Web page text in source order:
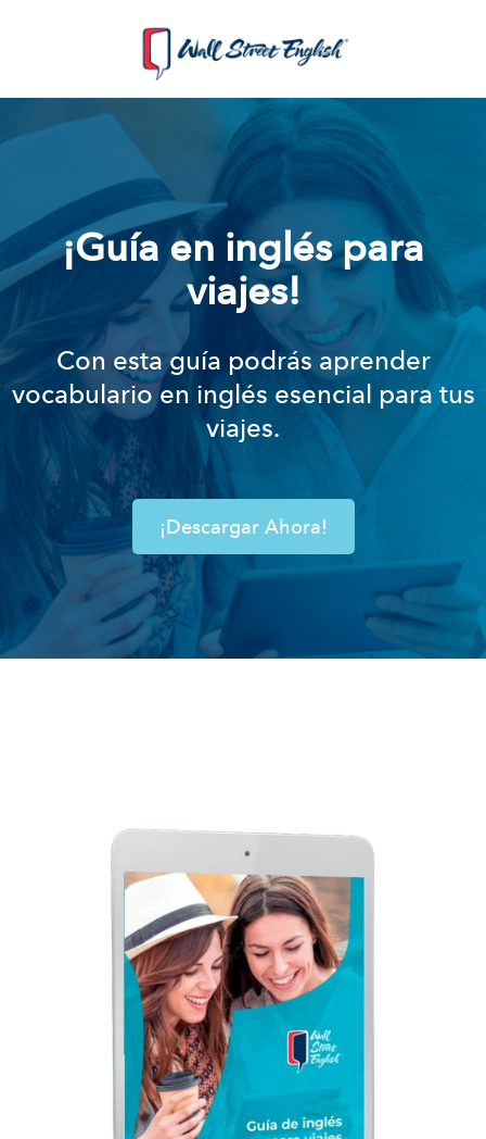
¡Guía en inglés para
viajes!
Con esta guía podrás aprender
vocabulario en inglés esencial para tus
viajes.
¡Descargar Ahora!